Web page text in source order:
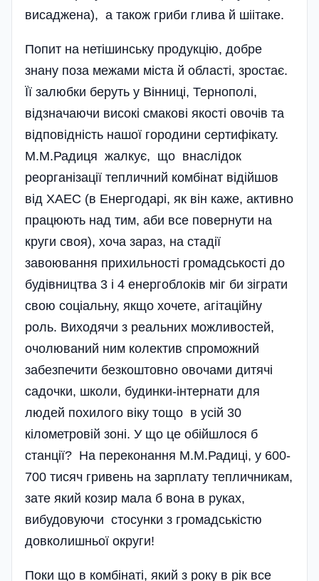
висаджена), а також гриби глива й шіітаке.
Попит на нетішинську продукцію, добре
знану поза межами міста й області, зростає.
Її залюбки беруть у Вінниці, Тернополі,
відзначаючи високі смакові якості овочів та
відповідність нашої городини сертифікату.
М.М.Радиця жалкує, що внаслідок
реорганізації тепличний комбінат відійшов
від ХАЕС (в Енергодарі, як він каже, активно
працюють над тим, аби все повернути на
круги своя), хоча зараз, на стадії
завоювання прихильності громадськості до
будівництва 3 і 4 енерго­блоків міг би зіграти
свою соціальну, якщо хочете, агітаційну
роль. Виходячи з реальних можливостей,
очолюваний ним колектив спроможний
забезпечити безкоштовно овочами дитячі
садочки, школи, будинки-інтернати для
людей похилого віку тощо в усій 30
кілометровій зоні. У що це обійшлося б
станції? На переконання М.М.Радиці, у 600-
700 тисяч гривень на зарплату тепличникам,
зате який козир мала б вона в руках,
вибудовуючи стосунки з громадськістю
довколишньої округи!
Поки що в комбінаті, який з року в рік все